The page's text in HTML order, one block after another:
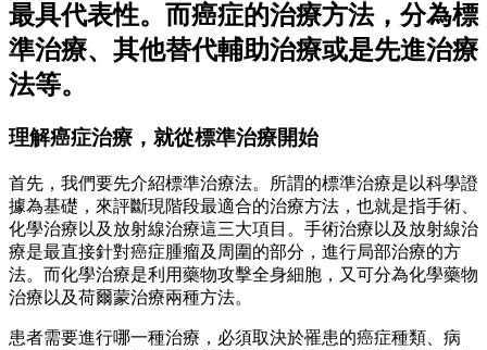
最具代表性。而癌症的治療方法，分為標
準治療、其他替代輔助治療或是先進治療
法等。
理解癌症治療，就從標準治療開始
首先，我們要先介紹標準治療法。所謂的標準治療是以科學證
據為基礎，來評斷現階段最適合的治療方法，也就是指手術、
化學治療以及放射線治療這三大項目。手術治療以及放射線治
療是最直接針對癌症腫瘤及周圍的部分，進行局部治療的方
法。而化學治療是利用藥物攻擊全身細胞，又可分為化學藥物
治療以及荷爾蒙治療兩種方法。
患者需要進行哪一種治療，必須取決於罹患的癌症種類、病